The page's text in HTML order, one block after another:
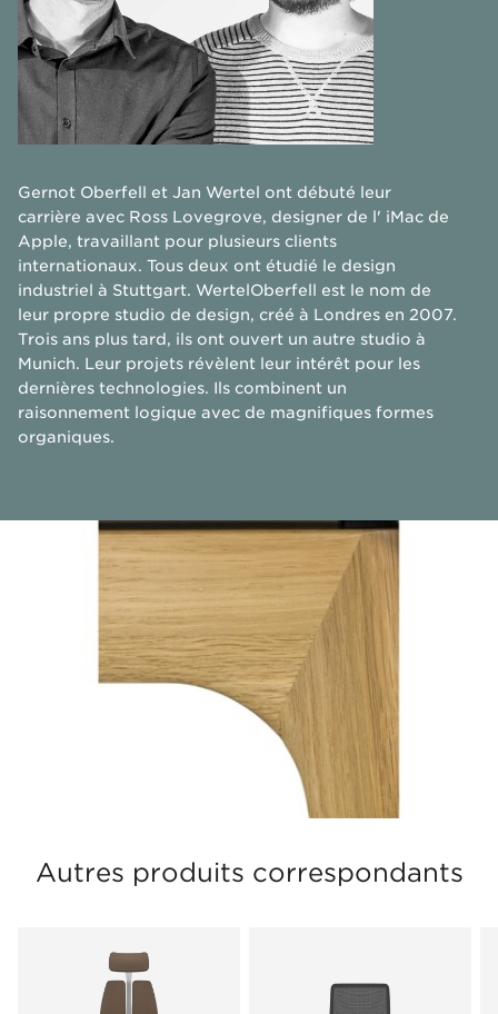
Gernot Oberfell et Jan Wertel ont débuté leur
carrière avec Ross Lovegrove, designer de l' iMac de
Apple, travaillant pour plusieurs clients
internationaux. Tous deux ont étudié le design
industriel à Stuttgart. WertelOberfell est le nom de
leur propre studio de design, créé à Londres en 2007.
Trois ans plus tard, ils ont ouvert un autre studio à
Munich. Leur projets révèlent leur intérêt pour les
dernières technologies. Ils combinent un
raisonnement logique avec de magnifiques formes
organiques.
Autres produits correspondants